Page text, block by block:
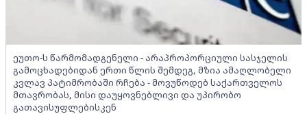
ეუთო-ს წარმომადგენელი - არაპროპორციული სასჯელის
გამოცხადებიდან ერთი წლის შემდეგ, მზია ამაღლობელი
კვლავ პატიმრობაში რჩება - მოვუწოდებ საქართველოს
მთავრობას, მისი დაუყოვნებლივი და უპირობო
გათავისუფლებისკენ